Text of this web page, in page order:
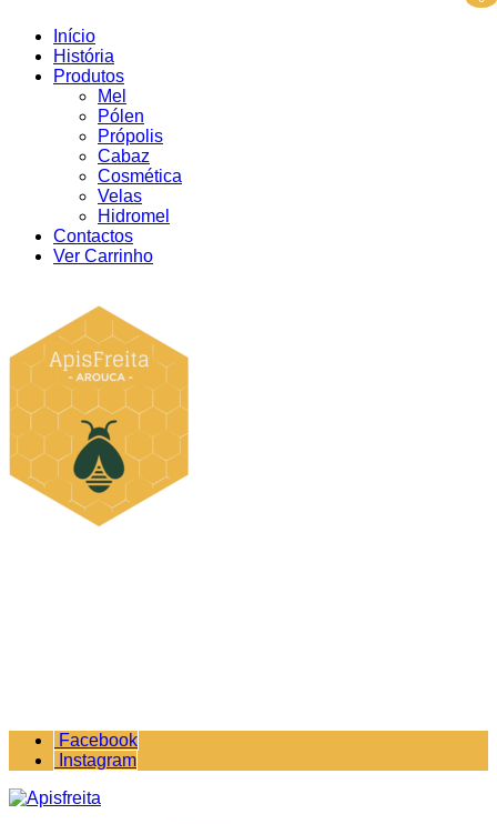
Início
História
Produtos
Mel
Pólen
Própolis
Cabaz
Cosmética
Velas
Hidromel
Contactos
Ver Carrinho
Facebook
Instagram